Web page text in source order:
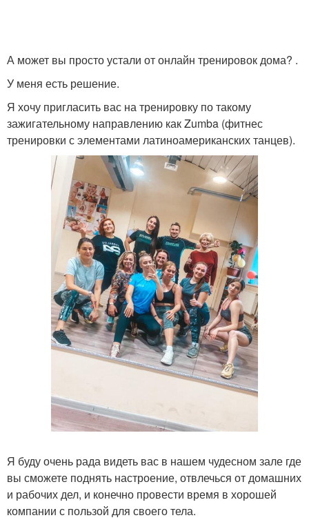
А может вы просто устали от онлайн тренировок дома? .
У меня есть решение.
Я хочу пригласить вас на тренировку по такому
зажигательному направлению как Zumba (фитнес
тренировки с элементами латиноамериканских танцев).
Я буду очень рада видеть вас в нашем чудесном зале где
вы сможете поднять настроение, отвлечься от домашних
и рабочих дел, и конечно провести время в хорошей
компании с пользой для своего тела.